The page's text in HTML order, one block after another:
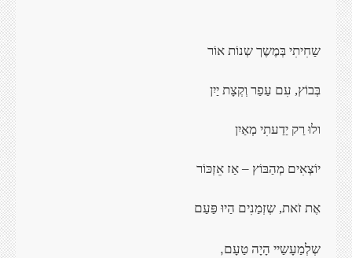
שַחִיתִי בְּמֶשֶך שְנוֹת אוֹר
בְּבוֹץ, עִם עַפַר וְקְצָת יַיִן
ולוּ רַק יַדַעתִי מְאַיִן
יוֹצְאִים מְהַבּוֹץ – אַז אֵזְכּוֹר
אֶת זֹאת, שְזְמַנִים הַיוּ פַּעַם
שְלְמַעָשַיי הָיָה טַעָם,